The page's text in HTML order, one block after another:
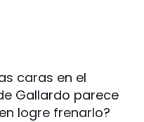
caras en el
Gallardo parece
logre frenarlo?